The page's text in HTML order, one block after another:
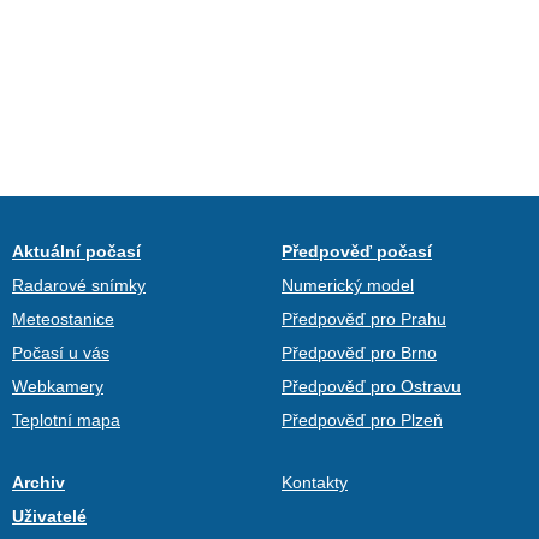
Aktuální počasí
Radarové snímky
Meteostanice
Počasí u vás
Webkamery
Teplotní mapa
Předpověď počasí
Numerický model
Předpověď pro Prahu
Předpověď pro Brno
Předpověď pro Ostravu
Předpověď pro Plzeň
Archiv
Uživatelé
Kontakty